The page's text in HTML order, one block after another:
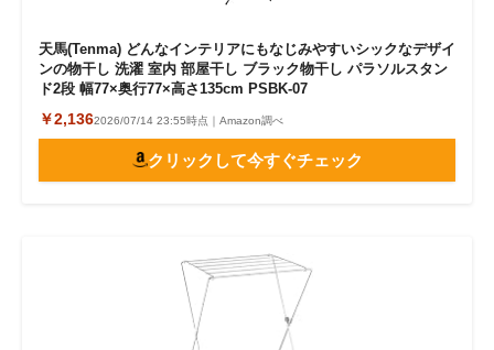
天馬(Tenma) どんなインテリアにもなじみやすいシックなデザイ
ンの物干し 洗濯 室内 部屋干し ブラック物干し パラソルスタン
ド2段 幅77×奥行77×高さ135cm PSBK-07
￥2,1362026/07/14 23:55時点｜Amazon調べ
クリックして今すぐチェック